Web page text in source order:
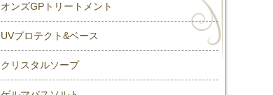
オンズGPトリートメント
UVプロテクト&ベース
クリスタルソープ